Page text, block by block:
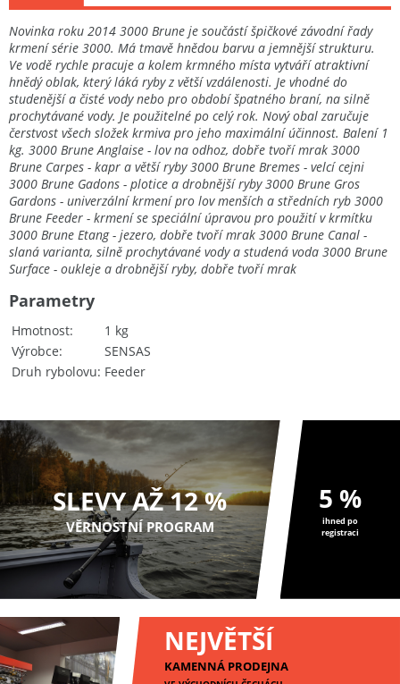
Novinka roku 2014 3000 Brune je součástí špičkové závodní řady
krmení série 3000. Má tmavě hnědou barvu a jemnější strukturu.
Ve vodě rychle pracuje a kolem krmného místa vytváří atraktivní
hnědý oblak, který láká ryby z větší vzdálenosti. Je vhodné do
studenější a čisté vody nebo pro období špatného braní, na silně
prochytávané vody. Je použitelné po celý rok. Nový obal zaručuje
čerstvost všech složek krmiva pro jeho maximální účinnost. Balení 1
kg. 3000 Brune Anglaise - lov na odhoz, dobře tvoří mrak 3000
Brune Carpes - kapr a větší ryby 3000 Brune Bremes - velcí cejni
3000 Brune Gadons - plotice a drobnější ryby 3000 Brune Gros
Gardons - univerzální krmení pro lov menších a středních ryb 3000
Brune Feeder - krmení se speciální úpravou pro použití v krmítku
3000 Brune Etang - jezero, dobře tvoří mrak 3000 Brune Canal -
slaná varianta, silně prochytávané vody a studená voda 3000 Brune
Surface - oukleje a drobnější ryby, dobře tvoří mrak
Hmotnost
1 kg
Výrobce
SENSAS
Druh rybolovu Feeder
Parametry
SLEVY AŽ 12 %
VĚRNOSTNÍ PROGRAM
5 %
ihned po
registraci
NEJVĚTŠÍ
KAMENNÁ PRODEJNA